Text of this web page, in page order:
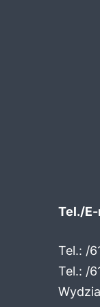
Tel./
Tel.: /
Tel.: /